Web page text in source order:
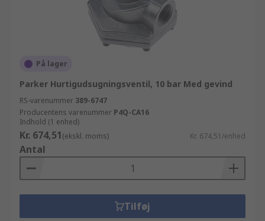
På lager
Parker Hurtigudsugningsventil, 10 bar Med gevind
RS-varenummer 389-6747
Producentens varenummer P4Q-CA16
Indhold (1 enhed)
Kr. 674,51(ekskl. moms) Kr. 674,51/enhed
Antal
Tilføj